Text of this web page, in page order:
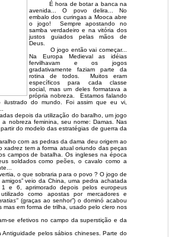
É hora de botar a banca na
avenida... O povo delira... No
embalo dos curingas a Mooca abre
o jogo! Sempre apostando no
samba verdadeiro e na vitória dos
justos guiados pelas mãos de
Deus.
O jogo então vai começar...
Na Europa Medieval as idéias
fervilhavam e os jogos
gradativamente faziam parte da
rotina de todos. Muitos eram
específicos para cada classe
social, mas um deles formatava a
própria nobreza. Estamos falando
do mundo. Foi assim que eu vi,
depois da utilização do baralho, um jogo
nobreza feminina, seu nome: Damas. Nas
do modelo das estratégias de guerra da
com as pedras da dama deu origem ao
xadrez tem a forma atual oriundo das peças
campos de batalha. Os ingleses na época
soldados como peões, o cavalo como a
o que sobraria para o povo ? O jogo de
veio da China, uma pedra achatada
e 6, aprimorado depois pelos europeus
como apostas por mercadores e
(graças ao senhor”) o dominó acabou
em forma de trilha, usado pelo clero nos
efetivos no campo da superstição e da
pelos sábios chineses. Parte do